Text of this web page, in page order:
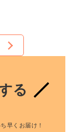
る
早くお届け！